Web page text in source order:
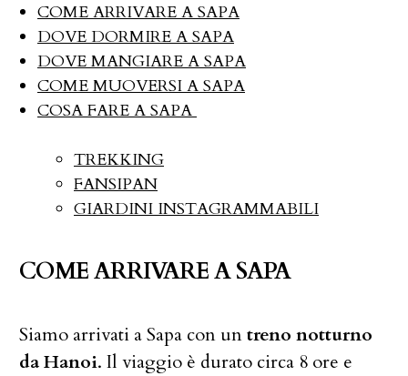
COME ARRIVARE A SAPA
DOVE DORMIRE A SAPA
DOVE MANGIARE A SAPA
COME MUOVERSI A SAPA
COSA FARE A SAPA
TREKKING
FANSIPAN
GIARDINI INSTAGRAMMABILI
COME ARRIVARE A SAPA
Siamo arrivati a Sapa con untreno notturno
da Hanoi. Il viaggio è durato circa 8 ore e